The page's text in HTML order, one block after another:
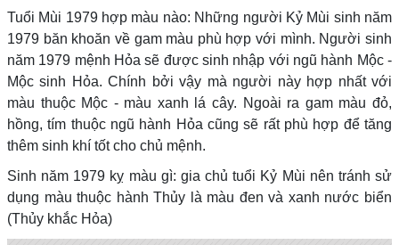
Tuổi Mùi 1979 hợp màu nào: Những người Kỷ Mùi sinh năm
1979 băn khoăn về gam màu phù hợp với mình. Người sinh
năm 1979 mệnh Hỏa sẽ được sinh nhập với ngũ hành Mộc -
Mộc sinh Hỏa. Chính bởi vậy mà người này hợp nhất với
màu thuộc Mộc - màu xanh lá cây. Ngoài ra gam màu đỏ,
hồng, tím thuộc ngũ hành Hỏa cũng sẽ rất phù hợp để tăng
thêm sinh khí tốt cho chủ mệnh.
Sinh năm 1979 kỵ màu gì: gia chủ tuổi Kỷ Mùi nên tránh sử
dụng màu thuộc hành Thủy là màu đen và xanh nước biển
(Thủy khắc Hỏa)